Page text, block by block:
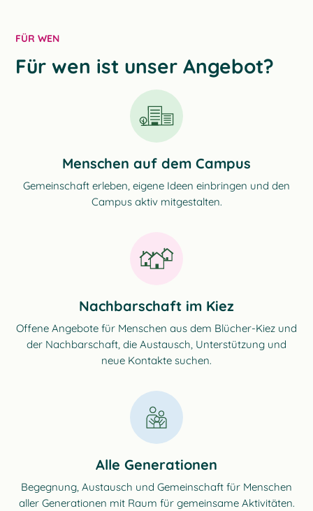
FÜR WEN
Für wen ist unser Angebot?
Menschen auf dem Campus
Gemeinschaft erleben, eigene Ideen einbringen und den
Campus aktiv mitgestalten.
Nachbarschaft im Kiez
Offene Angebote für Menschen aus dem Blücher-Kiez und
der Nachbarschaft, die Austausch, Unterstützung und
neue Kontakte suchen.
Alle Generationen
Begegnung, Austausch und Gemeinschaft für Menschen
aller Generationen mit Raum für gemeinsame Aktivitäten.